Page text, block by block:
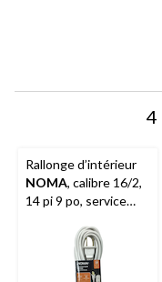
4
Rallonge d’intérieur
NOMA, calibre 16/2,
14 pi 9 po, service